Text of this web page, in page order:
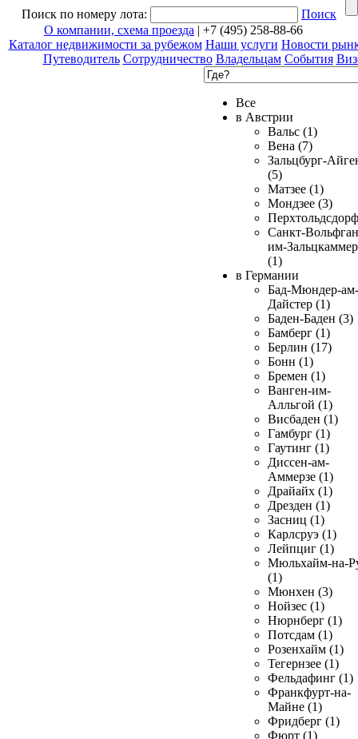
Поиск по номеру лота:
Поиск
О компании, схема проезда | +7 (495) 258-88-66
Каталог недвижимости за рубежом Наши услуги Новости
Путеводитель Сотрудничество Владельцам События
Все
в Австрии
Вальс (1)
Вена (7)
Зальцбург-
(5)
Матзее (1)
Мондзее (3)
Санкт-
им-
(1)
в Германии
Бад-Мюндер-ам-
Дайстер (1)
Баден-Баден (3)
Бамберг (1)
Берлин (17)
Бонн (1)
Бремен (1)
Ванген-им-
Алльгой (1)
Висбаден (1)
Гамбург (1)
Гаутинг (1)
Диссен-ам-
Аммерзе (1)
Драйайх (1)
Дрезден (1)
Засниц (1)
Карлсруэ (1)
Лейпциг (1)
Мюльхайм-на-
(1)
Мюнхен (3)
Нойзес (1)
Нюрнберг (1)
Потсдам (1)
Розенхайм (1)
Тегернзее (1)
Фельдафинг (1)
Франкфурт-на-
Майне (1)
Фридберг (1)
Фюрт (1)